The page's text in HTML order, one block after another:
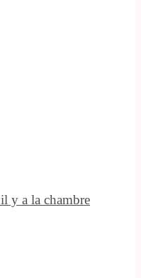
y a la chambre